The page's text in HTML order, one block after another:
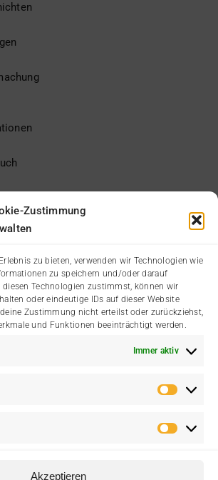
Zustimmung
zu bieten, verwenden wir Technologien wie
zu speichern und/oder darauf
Technologien zustimmst, können wir
oder eindeutige IDs auf dieser Website
Zustimmung nicht erteilst oder zurückziehst,
und Funktionen beeinträchtigt werden.
Immer aktiv
Akzeptieren